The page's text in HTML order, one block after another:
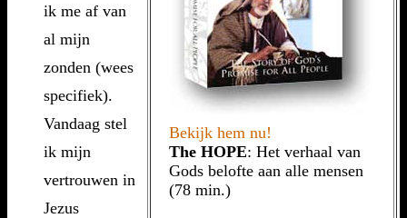
Bekijk hem nu!
The HOPE: Het verhaal van
Gods belofte aan alle mensen
(78 min.)
ik me af van
al mijn
zonden (wees
specifiek).
Vandaag stel
ik mijn
vertrouwen in
Jezus